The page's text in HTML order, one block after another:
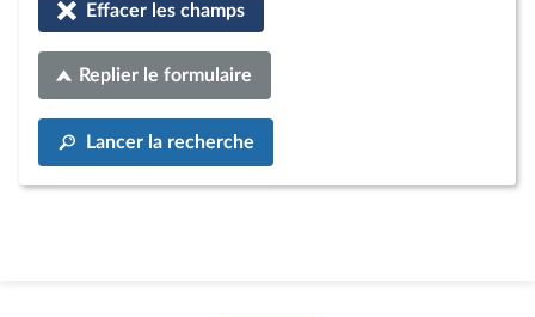
Effacer les champs
Replier le formulaire
Lancer la recherche